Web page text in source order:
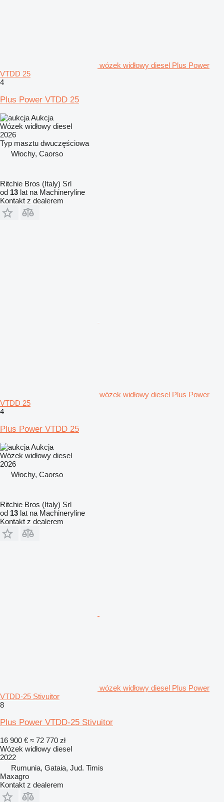
wózek widłowy diesel Plus Power
VTDD 25
4
Plus Power VTDD 25
Aukcja
Wózek widłowy diesel
2026
Typ masztu dwuczęściowa
Włochy, Caorso
Ritchie Bros (Italy) Srl
od 13 lat na Machineryline
Kontakt z dealerem
wózek widłowy diesel Plus Power
VTDD 25
4
Plus Power VTDD 25
Aukcja
Wózek widłowy diesel
2026
Włochy, Caorso
Ritchie Bros (Italy) Srl
od 13 lat na Machineryline
Kontakt z dealerem
wózek widłowy diesel Plus Power
VTDD-25 Stivuitor
8
Plus Power VTDD-25 Stivuitor
16 900 € ≈ 72 770 zł
Wózek widłowy diesel
2022
Rumunia, Gataia, Jud. Timis
Maxagro
Kontakt z dealerem